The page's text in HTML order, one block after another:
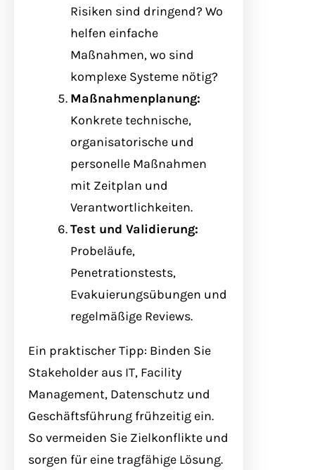
Risiken sind dringend? Wo
helfen einfache
Maßnahmen, wo sind
komplexe Systeme nötig?
Maßnahmenplanung:
Konkrete technische,
organisatorische und
personelle Maßnahmen
mit Zeitplan und
Verantwortlichkeiten.
Test und Validierung:
Probeläufe,
Penetrationstests,
Evakuierungsübungen und
regelmäßige Reviews.
Ein praktischer Tipp: Binden Sie
Stakeholder aus IT, Facility
Management, Datenschutz und
Geschäftsführung frühzeitig ein.
So vermeiden Sie Zielkonflikte und
sorgen für eine tragfähige Lösung.